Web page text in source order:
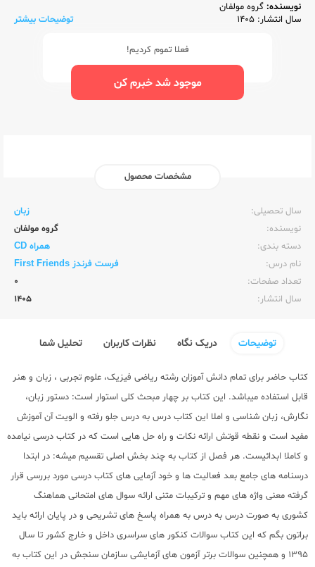
نویسنده: گروه مولفان
سال انتشار: 1405
توضیحات بیشتر
فعلا تموم کردیم!
موجود شد خبرم کن
مشخصات محصول
سال تحصیلی:‌
زبان
نویسنده:‌
گروه مولفان
دسته بندی:
همراه CD
نام درس:
فرست فرندز First Friends
تعداد صفحات:‌
0
سال انتشار:‌
1405
توضیحات دریک نگاه نظرات کاربران تحلیل شما
کتاب حاضر برای تمام دانش آموزان رشته ریاضی فیزیک، علوم تجربی ، زبان و هنر
قابل استفاده میباشد. این کتاب بر چهار مبحث کلی استوار است: دستور زبان،
نگارش، زبان شناسی و املا این کتاب درس به درس جلو رفته و الویت آن آموزش
مفید است و نقطه قوتش ارائه نکات و راه حل هایی است که در کتاب درسی نیامده
و کاملا ابدائیست. هر فصل از کتاب به چند بخش اصلی تقسیم میشه: در ابتدا
درسنامه های جامع بعد فعالیت ها و خود آزمایی های کتاب درسی مورد بررسی قرار
گرفته معنی واژه های مهم و ترکیبات متنی ارائه سوال های امتحانی هماهنگ
کشوری به صورت درس به درس به همراه پاسخ های تشریحی و در پایان ارائه باید
براتون بگم که این کتاب سوالات کنکور های سراسری داخل و خارج کشور تا سال
1395 و همچنین سوالات برتر آزمون های آزمایشی سازمان سنجش در این کتاب به